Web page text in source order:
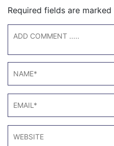
Required fields are marked